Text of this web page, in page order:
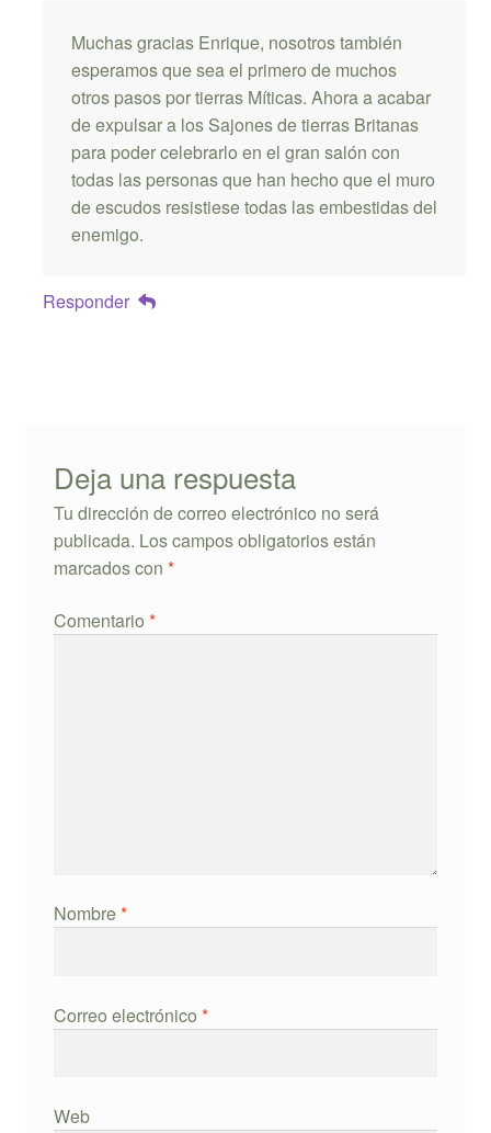
Muchas gracias Enrique, nosotros también
esperamos que sea el primero de muchos
otros pasos por tierras Míticas. Ahora a acabar
de expulsar a los Sajones de tierras Britanas
para poder celebrarlo en el gran salón con
todas las personas que han hecho que el muro
de escudos resistiese todas las embestidas del
enemigo.
Responder
Deja una respuesta
Tu dirección de correo electrónico no será
publicada. Los campos obligatorios están
marcados con *
Comentario *
Nombre*
Correo electrónico *
Web